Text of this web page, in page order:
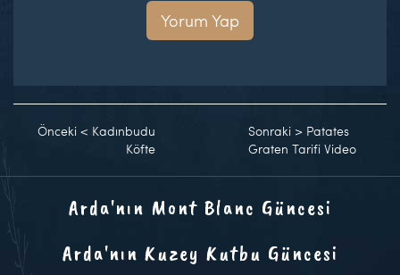
Yorum Yap
Önceki < Kadınbudu
Köfte
Sonraki > Patates
Graten Tarifi Video
Arda'nın Mont Blanc Güncesi
Arda'nın Kuzey Kutbu Güncesi